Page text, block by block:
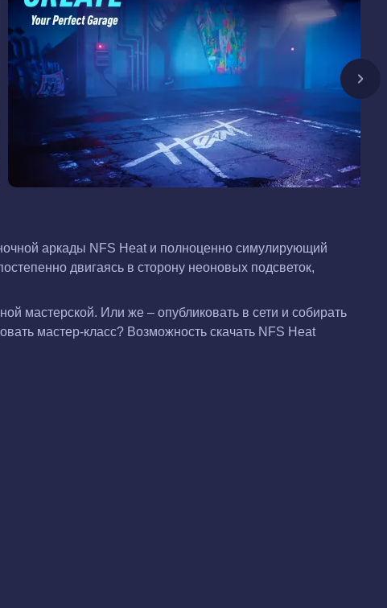
аркады NFS Heat и полноценно симулирующий
двигаясь в сторону неоновых подсветок,
мастерской. Или же – опубликовать в сети и собирать
мастер-класс? Возможность скачать NFS Heat